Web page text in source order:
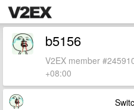
b5156
V2EX member
+08:00